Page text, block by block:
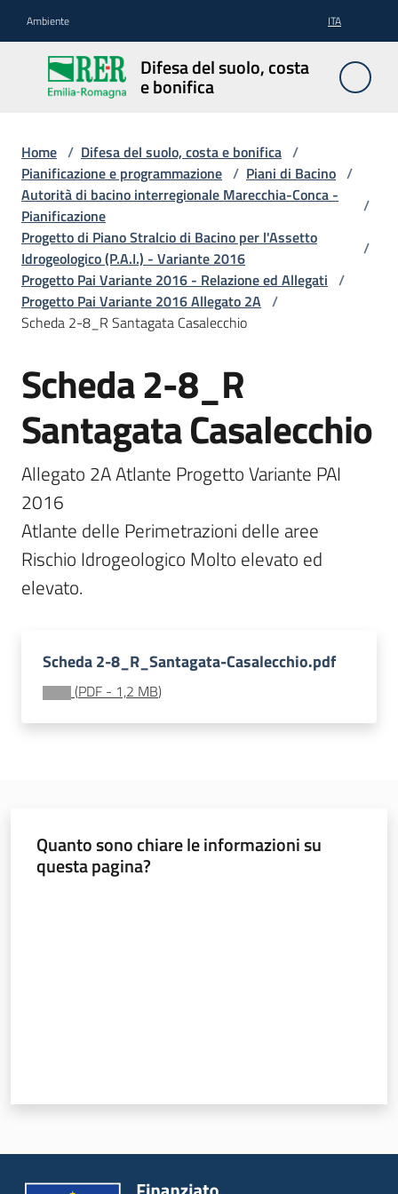
Ambiente ITA
Difesa del suolo, costa
e bonifica
Difesa
del
suolo,
bonifica
Pianificazione
e
programmazione
Documentazione
Comunicazione
Argomenti
Home / Difesa del suolo, costa e bonifica /
Pianificazione e programmazione / Piani di Bacino /
Autorità di bacino interregionale Marecchia-Conca -
Pianificazione
/
Progetto di Piano Stralcio di Bacino per l'Assetto
Idrogeologico (P.A.I.) - Variante 2016
/
Progetto Pai Variante 2016 - Relazione ed Allegati /
Progetto Pai Variante 2016 Allegato 2A /
Scheda 2-8_R Santagata Casalecchio
Scheda 2-8_R
Santagata Casalecchio
Allegato 2A Atlante Progetto Variante PAI
2016
Atlante delle Perimetrazioni delle aree
Rischio Idrogeologico Molto elevato ed
elevato.
Scheda 2-8_R_Santagata-Casalecchio.pdf
(PDF - 1,2 MB)
Quanto sono chiare le informazioni su
questa pagina?